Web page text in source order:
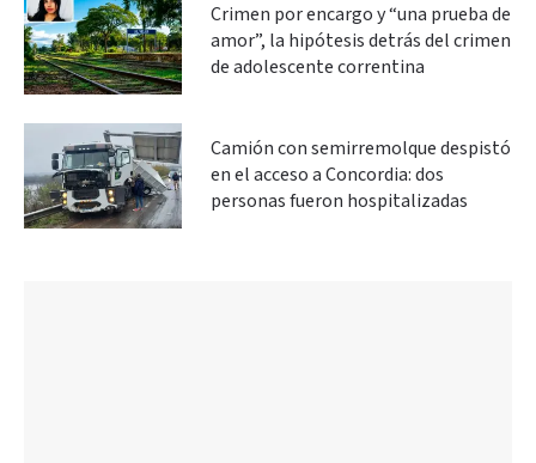
Crimen por encargo y “una prueba de
amor”, la hipótesis detrás del crimen
de adolescente correntina
Camión con semirremolque despistó
en el acceso a Concordia: dos
personas fueron hospitalizadas